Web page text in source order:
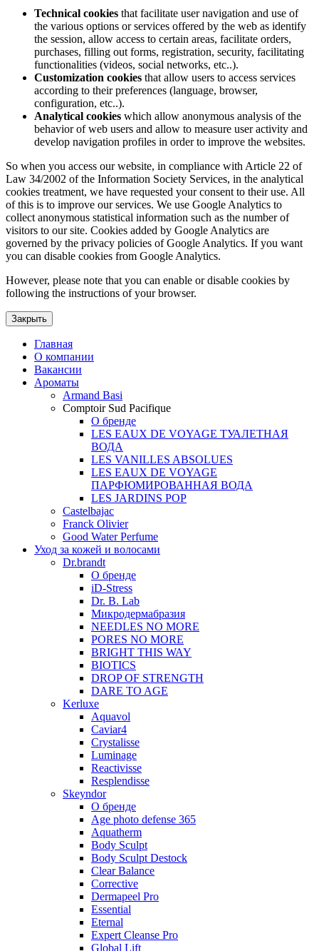
Technical cookies that facilitate user navigation and use of
the various options or services offered by the web as identify
the session, allow access to certain areas, facilitate orders,
purchases, filling out forms, registration, security, facilitating
functionalities (videos, social networks, etc..).
Customization cookies that allow users to access services
according to their preferences (language, browser,
configuration, etc..).
Analytical cookies which allow anonymous analysis of the
behavior of web users and allow to measure user activity and
develop navigation profiles in order to improve the websites.
So when you access our website, in compliance with Article 22 of
Law 34/2002 of the Information Society Services, in the analytical
cookies treatment, we have requested your consent to their use. All
of this is to improve our services. We use Google Analytics to
collect anonymous statistical information such as the number of
visitors to our site. Cookies added by Google Analytics are
governed by the privacy policies of Google Analytics. If you want
you can disable cookies from Google Analytics.
However, please note that you can enable or disable cookies by
following the instructions of your browser.
Закрыть
Главная
О компании
Вакансии
Ароматы
Armand Basi
Comptoir Sud Pacifique
О бренде
LES EAUX DE VOYAGE ТУАЛЕТНАЯ
ВОДА
LES VANILLES ABSOLUES
LES EAUX DE VOYAGE
ПАРФЮМИРОВАННАЯ ВОДА
LES JARDINS POP
Castelbajac
Franck Olivier
Good Water Perfume
Уход за кожей и волосами
Dr.brandt
О бренде
iD-Stress
Dr. B. Lab
Микродермабразия
NEEDLES NO MORE
PORES NO MORE
BRIGHT THIS WAY
BIOTICS
DROP OF STRENGTH
DARE TO AGE
Kerluxe
Aquavol
Caviar4
Crystalisse
Luminage
Reactivisse
Resplendisse
Skeyndor
О бренде
Age photo defense 365
Aquatherm
Body Sculpt
Body Sculpt Destock
Clear Balance
Corrective
Dermapeel Pro
Essential
Eternal
Expert Cleanse Pro
Global Lift